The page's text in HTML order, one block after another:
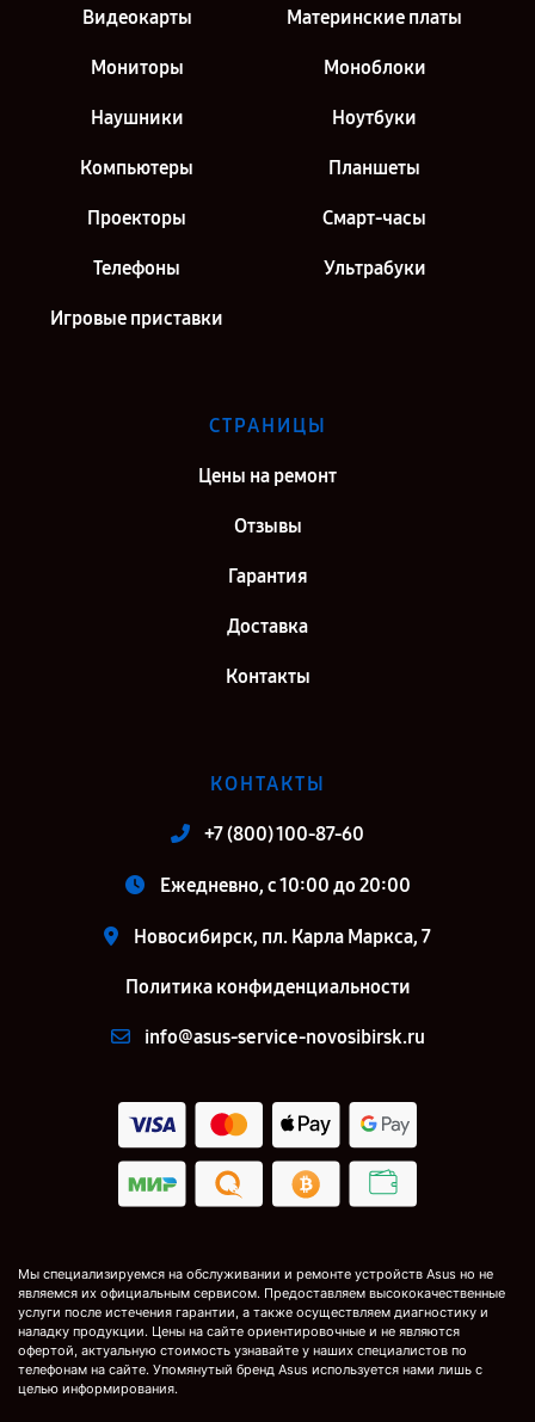
Видеокарты Материнские платы
Мониторы Моноблоки
Наушники Ноутбуки
Компьютеры Планшеты
Проекторы Смарт-часы
Телефоны Ультрабуки
Игровые приставки
СТРАНИЦЫ
Цены на ремонт
Отзывы
Гарантия
Доставка
Контакты
КОНТАКТЫ
+7 (800) 100-87-60
Ежедневно, с 10:00 до 20:00
Новосибирск, пл. Карла Маркса, 7
Политика конфиденциальности
info@asus-service-novosibirsk.ru
Мы специализируемся на обслуживании и ремонте устройств Asus но не
являемся их официальным сервисом. Предоставляем высококачественные
услуги после истечения гарантии, а также осуществляем диагностику и
наладку продукции. Цены на сайте ориентировочные и не являются
офертой, актуальную стоимость узнавайте у наших специалистов по
телефонам на сайте. Упомянутый бренд Asus используется нами лишь с
целью информирования.